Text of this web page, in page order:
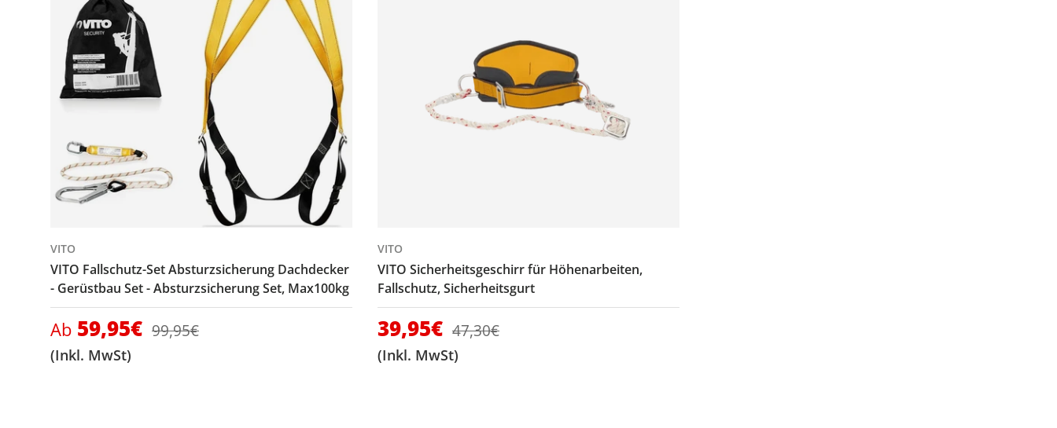
VITO
VITO Fallschutz-Set Absturzsicherung Dachdecker
- Gerüstbau Set - Absturzsicherung Set, Max100kg
Verkaufspreis
Ab 59,95€ Normaler Preis
99,95€
(Inkl. MwSt)
VITO
VITO Sicherheitsgeschirr für Höhenarbeiten,
Fallschutz, Sicherheitsgurt
Verkaufspreis
39,95€ Normaler Preis
47,30€
(Inkl. MwSt)